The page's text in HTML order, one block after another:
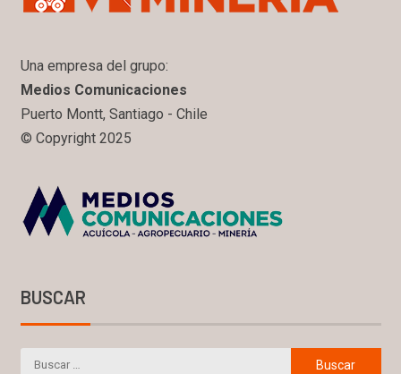
Una empresa del grupo:
Medios Comunicaciones
Puerto Montt, Santiago - Chile
© Copyright 2025
BUSCAR